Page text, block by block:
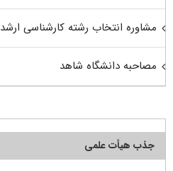
مشاوره انتخاب رشته کارشناسی ارشد
مصاحبه دانشگاه شاهد
جذب هیأت علمی